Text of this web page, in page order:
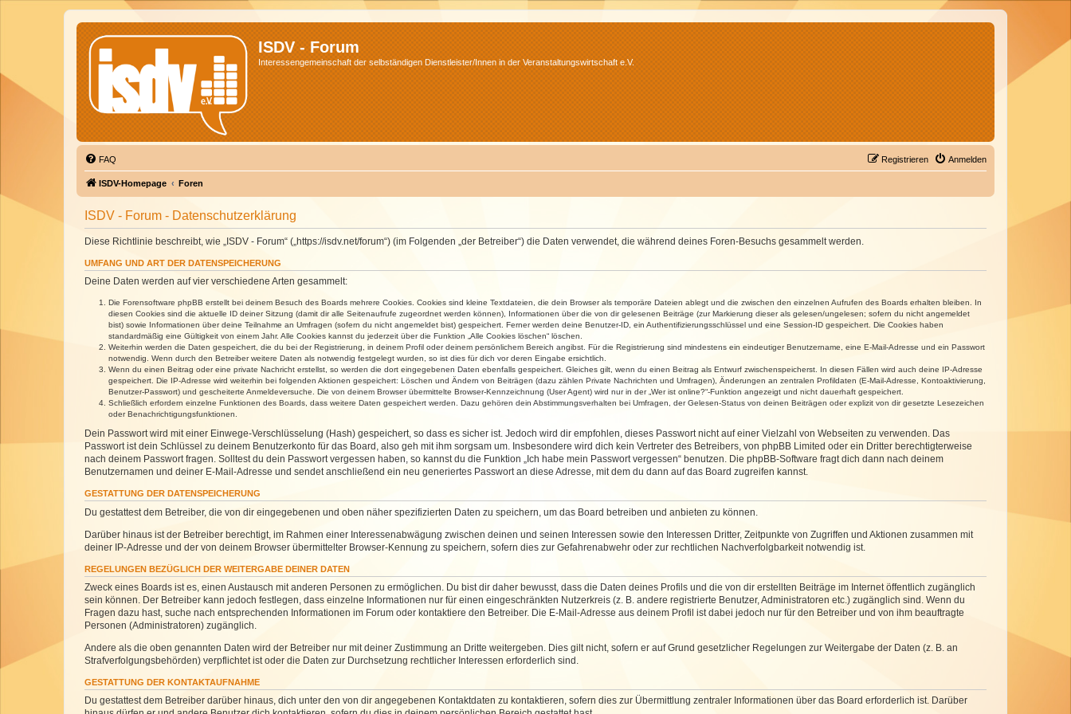
ISDV - Forum
Interessengemeinschaft der selbständigen Dienstleister/Innen in der Veranstaltungswirtschaft e.V.
FAQ Anmelden
Registrieren
ISDV-Homepage Foren
ISDV - Forum - Datenschutzerklärung
Diese Richtlinie beschreibt, wie „ISDV - Forum“ („https://isdv.net/forum“) (im Folgenden „der Betreiber“) die Daten verwendet, die während deines Foren-Besuchs gesammelt werden.
UMFANG UND ART DER DATENSPEICHERUNG
Deine Daten werden auf vier verschiedene Arten gesammelt:
Die Forensoftware phpBB erstellt bei deinem Besuch des Boards mehrere Cookies. Cookies sind kleine Textdateien, die dein Browser als temporäre Dateien ablegt und die zwischen den einzelnen Aufrufen des Boards erhalten bleiben. In
diesen Cookies sind die aktuelle ID deiner Sitzung (damit dir alle Seitenaufrufe zugeordnet werden können), Informationen über die von dir gelesenen Beiträge (zur Markierung dieser als gelesen/ungelesen; sofern du nicht angemeldet
bist) sowie Informationen über deine Teilnahme an Umfragen (sofern du nicht angemeldet bist) gespeichert. Ferner werden deine Benutzer-ID, ein Authentifizierungsschlüssel und eine Session-ID gespeichert. Die Cookies haben
standardmäßig eine Gültigkeit von einem Jahr. Alle Cookies kannst du jederzeit über die Funktion „Alle Cookies löschen“ löschen.
Weiterhin werden die Daten gespeichert, die du bei der Registrierung, in deinem Profil oder deinem persönlichem Bereich angibst. Für die Registrierung sind mindestens ein eindeutiger Benutzername, eine E-Mail-Adresse und ein Passwort
notwendig. Wenn durch den Betreiber weitere Daten als notwendig festgelegt wurden, so ist dies für dich vor deren Eingabe ersichtlich.
Wenn du einen Beitrag oder eine private Nachricht erstellst, so werden die dort eingegebenen Daten ebenfalls gespeichert. Gleiches gilt, wenn du einen Beitrag als Entwurf zwischenspeicherst. In diesen Fällen wird auch deine IP-Adresse
gespeichert. Die IP-Adresse wird weiterhin bei folgenden Aktionen gespeichert: Löschen und Ändern von Beiträgen (dazu zählen Private Nachrichten und Umfragen), Änderungen an zentralen Profildaten (E-Mail-Adresse, Kontoaktivierung,
Benutzer-Passwort) und gescheiterte Anmeldeversuche. Die von deinem Browser übermittelte Browser-Kennzeichnung (User Agent) wird nur in der „Wer ist online?“-Funktion angezeigt und nicht dauerhaft gespeichert.
Schließlich erfordern einzelne Funktionen des Boards, dass weitere Daten gespeichert werden. Dazu gehören dein Abstimmungsverhalten bei Umfragen, der Gelesen-Status von deinen Beiträgen oder explizit von dir gesetzte Lesezeichen
oder Benachrichtigungsfunktionen.
Dein Passwort wird mit einer Einwege-Verschlüsselung (Hash) gespeichert, so dass es sicher ist. Jedoch wird dir empfohlen, dieses Passwort nicht auf einer Vielzahl von Webseiten zu verwenden. Das
Passwort ist dein Schlüssel zu deinem Benutzerkonto für das Board, also geh mit ihm sorgsam um. Insbesondere wird dich kein Vertreter des Betreibers, von phpBB Limited oder ein Dritter berechtigterweise
nach deinem Passwort fragen. Solltest du dein Passwort vergessen haben, so kannst du die Funktion „Ich habe mein Passwort vergessen“ benutzen. Die phpBB-Software fragt dich dann nach deinem
Benutzernamen und deiner E-Mail-Adresse und sendet anschließend ein neu generiertes Passwort an diese Adresse, mit dem du dann auf das Board zugreifen kannst.
GESTATTUNG DER DATENSPEICHERUNG
Du gestattest dem Betreiber, die von dir eingegebenen und oben näher spezifizierten Daten zu speichern, um das Board betreiben und anbieten zu können.
Darüber hinaus ist der Betreiber berechtigt, im Rahmen einer Interessenabwägung zwischen deinen und seinen Interessen sowie den Interessen Dritter, Zeitpunkte von Zugriffen und Aktionen zusammen mit
deiner IP-Adresse und der von deinem Browser übermittelter Browser-Kennung zu speichern, sofern dies zur Gefahrenabwehr oder zur rechtlichen Nachverfolgbarkeit notwendig ist.
REGELUNGEN BEZÜGLICH DER WEITERGABE DEINER DATEN
Zweck eines Boards ist es, einen Austausch mit anderen Personen zu ermöglichen. Du bist dir daher bewusst, dass die Daten deines Profils und die von dir erstellten Beiträge im Internet öffentlich zugänglich
sein können. Der Betreiber kann jedoch festlegen, dass einzelne Informationen nur für einen eingeschränkten Nutzerkreis (z. B. andere registrierte Benutzer, Administratoren etc.) zugänglich sind. Wenn du
Fragen dazu hast, suche nach entsprechenden Informationen im Forum oder kontaktiere den Betreiber. Die E-Mail-Adresse aus deinem Profil ist dabei jedoch nur für den Betreiber und von ihm beauftragte
Personen (Administratoren) zugänglich.
Andere als die oben genannten Daten wird der Betreiber nur mit deiner Zustimmung an Dritte weitergeben. Dies gilt nicht, sofern er auf Grund gesetzlicher Regelungen zur Weitergabe der Daten (z. B. an
Strafverfolgungsbehörden) verpflichtet ist oder die Daten zur Durchsetzung rechtlicher Interessen erforderlich sind.
GESTATTUNG DER KONTAKTAUFNAHME
Du gestattest dem Betreiber darüber hinaus, dich unter den von dir angegebenen Kontaktdaten zu kontaktieren, sofern dies zur Übermittlung zentraler Informationen über das Board erforderlich ist. Darüber